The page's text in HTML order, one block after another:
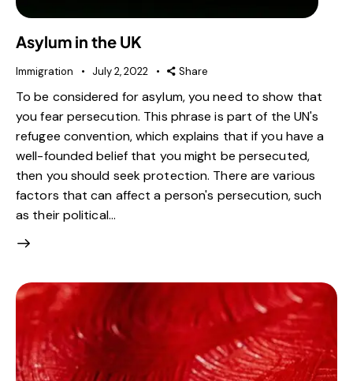
Asylum in the UK
Immigration July 2, 2022 Share
To be considered for asylum, you need to show that
you fear persecution. This phrase is part of the UN's
refugee convention, which explains that if you have a
well-founded belief that you might be persecuted,
then you should seek protection. There are various
factors that can affect a person's persecution, such
as their political…